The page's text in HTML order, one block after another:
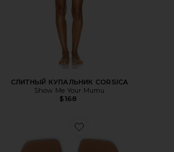
СЛИТНЫЙ КУПАЛЬНИК CORSICA
Show Me Your Mumu
$168
Favorite САНДАЛИИ COLETTE